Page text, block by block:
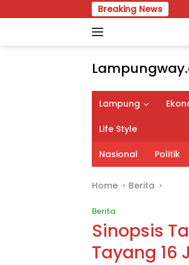
to
Breaking News
Berita
Daerah
Lampung
Terpercaya
dan
Terupdate
Lampung
Life Style
Nasional Politik
Home Berita
Berita
Sinopsis
Tayang 16